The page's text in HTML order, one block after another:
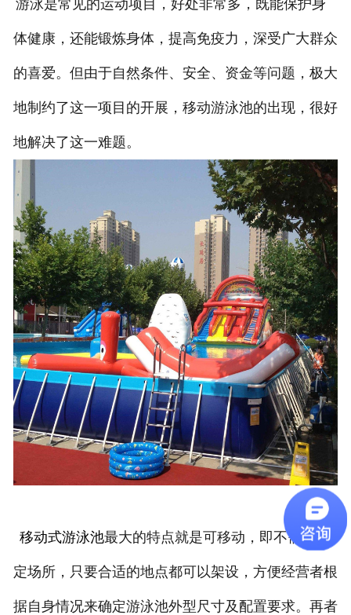
游泳是常见的运动项目，好处非常多，既能保护身
体健康，还能锻炼身体，提高免疫力，深受广大群众
的喜爱。但由于自然条件、安全、资金等问题，极大
地制约了这一项目的开展，移动游泳池的出现，很好
地解决了这一难题。
移动式游泳池最大的特点就是可移动，即不需要固
定场所，只要合适的地点都可以架设，方便经营者根
据自身情况来确定游泳池外型尺寸及配置要求。再者